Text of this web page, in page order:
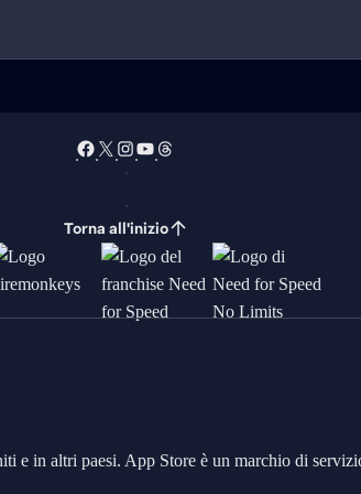
Torna all'inizio
in altri paesi. App Store è un marchio di